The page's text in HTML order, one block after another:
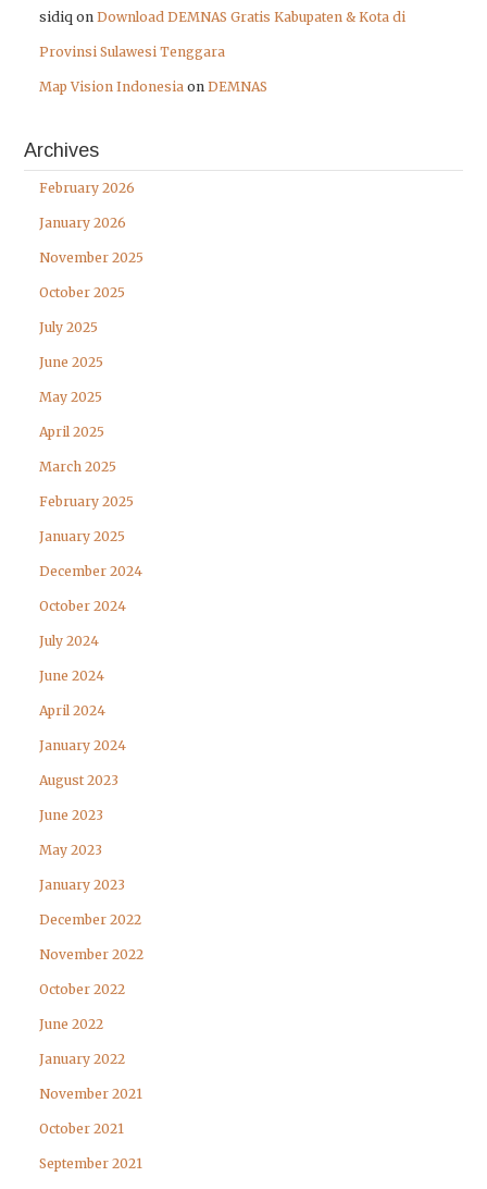
sidiq onDownload DEMNAS Gratis Kabupaten & Kota di
Provinsi Sulawesi Tenggara
Map Vision Indonesia onDEMNAS
Archives
February 2026
January 2026
November 2025
October 2025
July 2025
June 2025
May 2025
April 2025
March 2025
February 2025
January 2025
December 2024
October 2024
July 2024
June 2024
April 2024
January 2024
August 2023
June 2023
May 2023
January 2023
December 2022
November 2022
October 2022
June 2022
January 2022
November 2021
October 2021
September 2021